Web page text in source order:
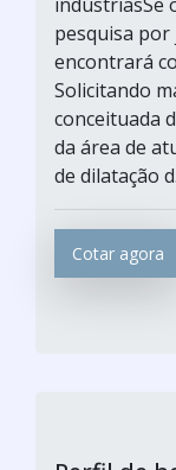
pesquisa por
encontrará
Solicitando
conceituada
da área de
de dilatação
Cotar agora